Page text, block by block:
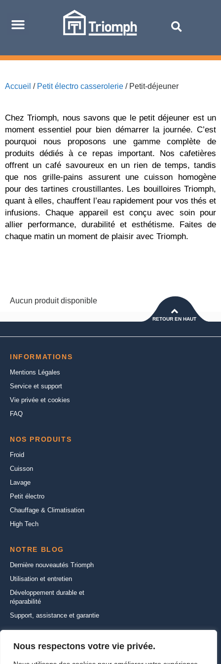
Nous respectons votre vie privée.
Accueil / Petit électro casserolerie / Petit-déjeuner
Chez Triomph, nous savons que le petit déjeuner est un
moment essentiel pour bien démarrer la journée. C’est
pourquoi nous proposons une gamme complète de
produits dédiés à ce repas important. Nos cafetières
offrent un café savoureux en un rien de temps, tandis
que nos grille-pains assurent une cuisson homogène
pour des tartines croustillantes. Les bouilloires Triomph,
quant à elles, chauffent l’eau rapidement pour vos thés et
infusions. Chaque appareil est conçu avec soin pour
allier performance, durabilité et esthétisme. Faites de
chaque matin un moment de plaisir avec Triomph.
Aucun produit disponible
RETOUR EN HAUT
INFORMATIONS
Mentions Légales
Service et support
Vie privée et cookies
FAQ
NOS PRODUITS
Froid
Cuisson
Lavage
Petit électro
Chauffage & Climatisation
High Tech
NOTRE BLOG
Dernière nouveautés Triomph
Utilisation et entretien
Développement durable et
réparabilité
Support, assistance et garantie